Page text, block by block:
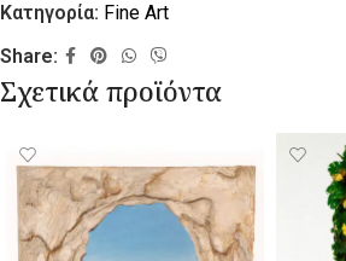
Κατηγορία: Fine Art
Share:
Σχετικά προϊόντα